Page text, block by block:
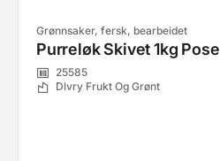
Grønnsaker, fersk, bearbeidet
Purreløk Skivet 1kg Pose
25585
Dlvry Frukt Og Grønt